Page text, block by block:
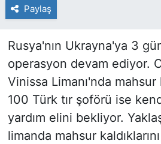
Paylaş
Rusya'nın Ukrayna'ya 3
operasyon devam ediyor.
Vinissa Limanı'nda mahsur
100 Türk tır şoförü ise
yardım elini bekliyor.
limanda mahsur